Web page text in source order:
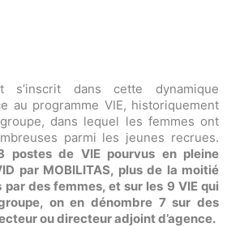
s’inscrit dans cette dynamique
au programme VIE, historiquement
dans lequel les femmes ont
parmi les jeunes recrues.
postes de VIE pourvus en pleine
par MOBILITAS, plus de la moitié
des femmes, et sur les 9 VIE qui
on en dénombre 7 sur des
ou directeur adjoint d’agence.